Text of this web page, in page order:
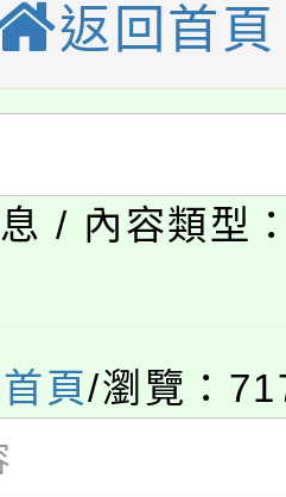
學生輔導中心
商輔導、社會
名參加。
園短影音徵
章及活動海報
加。
學年度學生
補助參觀特色
施計畫」
教育部表揚
展貢獻獎」
115學年度第
及新住民語歌
115學年度第
師甄選結果(
115學年度第
返回首頁
/ 內容類型
頁/瀏覽：